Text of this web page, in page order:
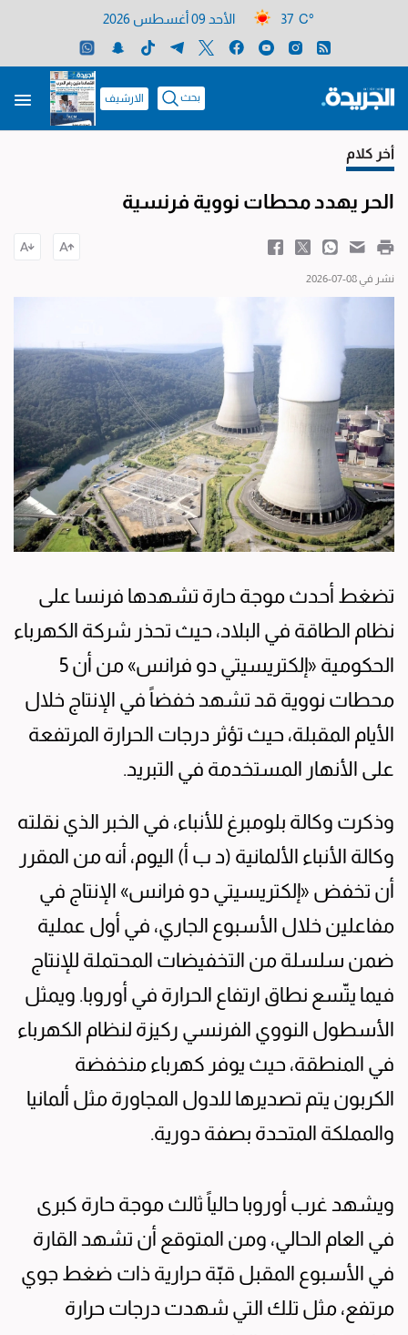
37 C° الأحد 09 أغسطس 2026
بحث الارشيف
أخر كلام
الحر يهدد محطات نووية فرنسية
نشر في 08-07-2026
تضغط أحدث موجة حارة تشهدها فرنسا على
نظام الطاقة في البلاد، حيث تحذر شركة الكهرباء
الحكومية «إلكتريسيتي دو فرانس» من أن 5
محطات نووية قد تشهد خفضاً في الإنتاج خلال
الأيام المقبلة، حيث تؤثر درجات الحرارة المرتفعة
على الأنهار المستخدمة في التبريد.
وذكرت وكالة بلومبرغ للأنباء، في الخبر الذي نقلته
وكالة الأنباء الألمانية (د ب أ) اليوم، أنه من المقرر
أن تخفض «إلكتريسيتي دو فرانس» الإنتاج في
مفاعلين خلال الأسبوع الجاري، في أول عملية
ضمن سلسلة من التخفيضات المحتملة للإنتاج
فيما يتّسع نطاق ارتفاع الحرارة في أوروبا. ويمثل
الأسطول النووي الفرنسي ركيزة لنظام الكهرباء
في المنطقة، حيث يوفر كهرباء منخفضة
الكربون يتم تصديرها للدول المجاورة مثل ألمانيا
والمملكة المتحدة بصفة دورية.
ويشهد غرب أوروبا حالياً ثالث موجة حارة كبرى
في العام الحالي، ومن المتوقع أن تشهد القارة
في الأسبوع المقبل قبّة حرارية ذات ضغط جوي
مرتفع، مثل تلك التي شهدت درجات حرارة